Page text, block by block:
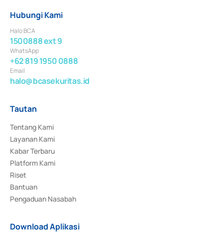
Hubungi Kami
Halo BCA
1500888 ext 9
WhatsApp
+62 819 1950 0888
Email
halo@bcasekuritas.id
Tautan
Tentang Kami
Layanan Kami
Kabar Terbaru
Platform Kami
Riset
Bantuan
Pengaduan Nasabah
Download Aplikasi